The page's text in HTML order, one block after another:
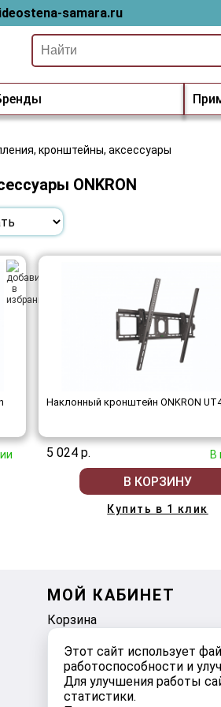
Этот сайт использует
работоспособности и
Для улучшения работы
статистики.
samara.ru
кронштейны, аксессуары
ONKRON
Наклонный кронштейн ONKRON
5 024 р. В
В КОРЗИНУ
Купить в 1 клик
МОЙ КАБИНЕТ
Корзина
Избранное